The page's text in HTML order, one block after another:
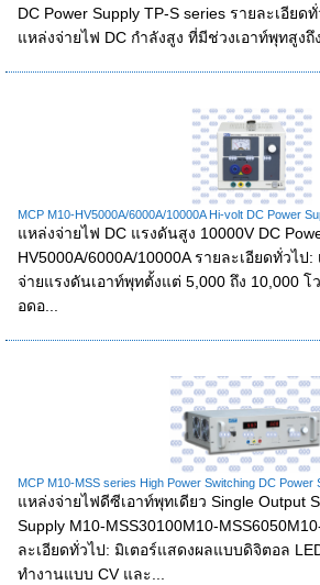
DC Power Supply TP-S series รายละเอียด
แหล่งจ่ายไฟ DC กำลังสูง ที่มีช่วงเอาท์พุทสูงถึ
MCP M10-HV5000A/6000A/10000A Hi-volt DC Power
แหล่งจ่ายไฟ DC แรงดันสูง 10000V DC
HV5000A/6000A/10000A รายละเอียดทั่วไป
จ่ายแรงดันเอาท์พุทตั้งแต่ 5,000 ถึง 10,000
อดอ...
MCP M10-MSS series High Power Switching DC Power
แหล่งจ่ายไฟดีซีเอาท์พุทเดียว Single Output
Supply M10-MSS30100M10-
ละเอียดทั่วไป: มิเตอร์แสดงผลแบบดิจิตอล
ทำงานแบบ CV และ...